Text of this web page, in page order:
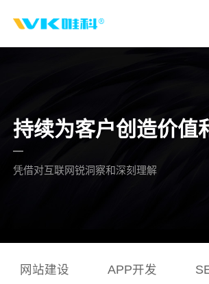
持续为客户创造价值
凭借对互联网锐洞察和深刻理解
网站建设 APP开发